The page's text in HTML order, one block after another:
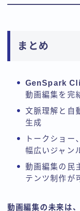
まとめ
GenSpark
動画編集を完
文脈理解と自
生成
トークショー
幅広いジャン
動画編集の民
テンツ制作が
動画編集の未来は